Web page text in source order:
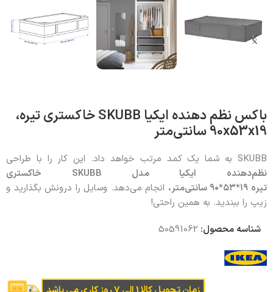
باکس نظم‌ دهنده ایکیا SKUBB خاکستری تیره،
90x53x19 سانتی‌متر
SKUBB به شما یک کمد مرتب خواهد داد. این کار را با طراحی
نظم‌دهنده ایکیا مدل
SKUBB
خاکستری
تیره ۱۹*۵۳*۹۰ سانتی‌متر، انجام می‌دهد. وسایل را درونش بگذارید و
زیپ را ببندید. به همین راحتی!
شناسه محصول: 50591062